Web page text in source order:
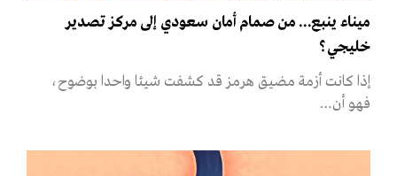
ميناء ينبع... من صمام أمان سعودي إلى مركز تصدير
خليجي؟
إذا كانت أزمة مضيق هرمز قد كشفت شيئا واحدا بوضوح،
فهو أن…